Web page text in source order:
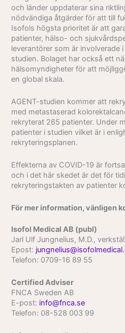
och länder uppdaterar sina
nödvändiga åtgärder för att till
Isofols högsta prioritet är att
patienter, hälso- och
leverantörer som är involverade
studien. Bolaget har också ett
hälsomyndigheter för att
en global skala.
AGENT-studien kommer att
med metastaserad
rekryterat 265 patienter. Under
patienter i studien vilket är i
rekryteringsplanen.
Effekterna av COVID-19 är
och i det här skedet är det för
rekryteringstakten av patienter
För mer information, vänligen
Isofol Medical AB (publ)
Jarl Ulf Jungnelius, M.D.,
E­post:
Telefon: 0709-16 89 55
Certified Adviser
FNCA Sweden AB
E-post: info@fnca.se
Telefon: 08-528 003 99